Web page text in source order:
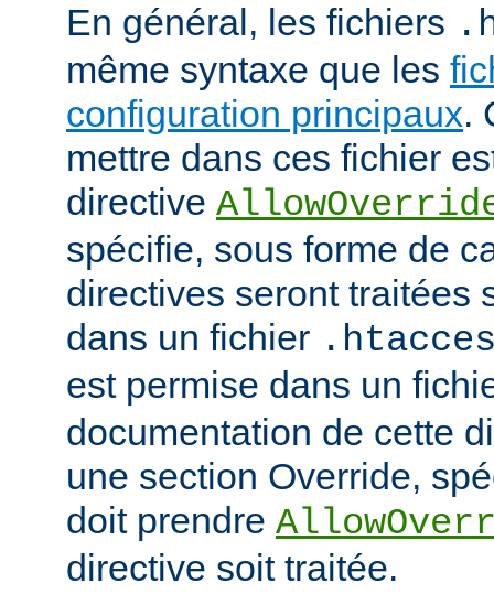
En général, les fichiers
même syntaxe que les
configuration principaux.
mettre dans ces fichier
directive
spécifie, sous forme de
directives seront traitées
dans un fichier
est permise dans un
documentation de cette
une section Override,
doit prendre
directive soit traitée.